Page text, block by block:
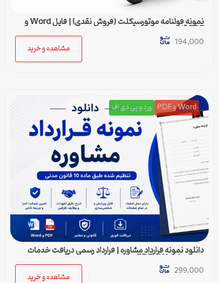
نمونه قولنامه موتورسیکلت (فروش نقدی) | فایل Word و
PDF قابل ویرایش
194,000
مشاهده و خرید
Word و PDF ورد و پی دی اف
دانلود نمونه قرارداد مشاوره | قرارداد رسمی دریافت خدمات
مشاوره Word و PDF
299,000
مشاهده و خرید